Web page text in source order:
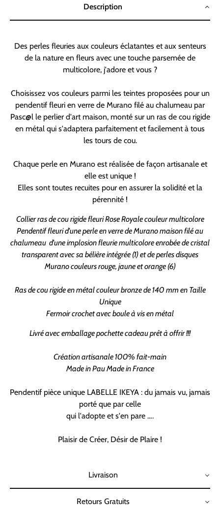
Description
Des perles fleuries aux couleurs éclatantes et aux senteurs
de la nature en fleurs avec une touche parsemée de
multicolore, j'adore et vous ?
Choisissez vos couleurs parmi les teintes proposées pour un
pendentif fleuri en verre de Murano filé au chalumeau par
Pasc@l le perlier d'art maison, monté sur un ras de cou rigide
en métal qui s'adaptera parfaitement et facilement à tous
les tours de cou.
Chaque perle en Murano est réalisée de façon artisanale et
elle est unique !
Elles sont toutes recuites pour en assurer la solidité et la
pérennité !
Collier ras de cou rigide fleuri Rose Royale couleur multicolore
Pendentif fleuri d'une perle en verre de Murano maison filé au
chalumeau d'une implosion fleurie multicolore enrobée de cristal
transparent avec sa bélière intégrée (1) et de perles disques
Murano couleurs rouge, jaune et orange (6)
Ras de cou rigide en métal couleur bronze de 140 mm en Taille
Unique
Fermoir crochet avec boule à vis en métal
Livré avec emballage pochette cadeau prêt à offrir !!!
Création artisanale 100% fait-main
Made in Pau Made in France
Pendentif pièce unique LABELLE IKEYA : du jamais vu, jamais
porté que par celle
qui l'adopte et s'en pare ….
Plaisir de Créer, Désir de Plaire !
Livraison
Retours Gratuits